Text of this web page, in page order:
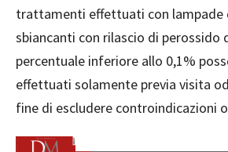
trattamenti effettuati con lampade
sbiancanti con rilascio di perossido
percentuale inferiore allo 0,1%
effettuati solamente previa visita
fine di escludere controindicazioni